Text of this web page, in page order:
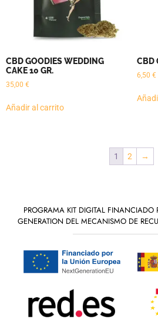
CBD GOODIES WEDDING
CAKE 10 GR.
35,00 €
Añadir al carrito
CBD
6,50 €
1 2 →
PROGRAMA KIT DIGITAL FINANCIADO
GENERATION DEL MECANISMO DE